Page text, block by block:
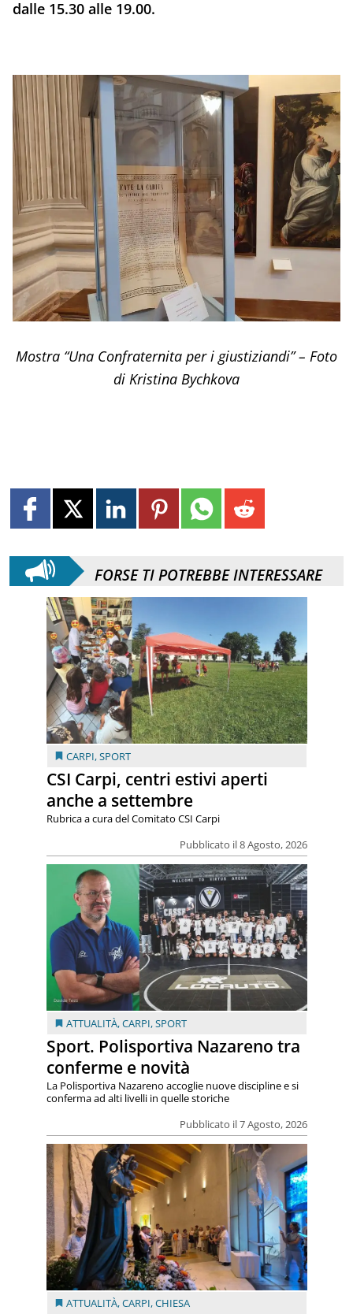
dalle 15.30 alle 19.00.
Mostra “Una Confraternita per i giustiziandi” – Foto
di Kristina Bychkova
FORSE TI POTREBBE INTERESSARE
CARPI,SPORT
CSI Carpi, centri estivi aperti
anche a settembre
Pubblicato il 8 Agosto, 2026
Rubrica a cura del Comitato CSI Carpi
ATTUALITÀ,CARPI,SPORT
Sport. Polisportiva Nazareno tra
conferme e novità
Pubblicato il 7 Agosto, 2026
La Polisportiva Nazareno accoglie nuove discipline e si
conferma ad alti livelli in quelle storiche
ATTUALITÀ,CARPI,CHIESA